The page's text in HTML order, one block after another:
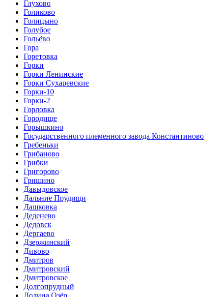
Глухово
Голиково
Голицыно
Голубое
Гольёво
Гора
Горетовка
Горки
Горки Ленинские
Горки Сухаревские
Горки-10
Горки-2
Горловка
Городище
Горышкино
Государственного племенного завода Константиново
Гребеньки
Грибаново
Грибки
Григорово
Гришино
Давыдовское
Дальние Прудищи
Дашковка
Деденево
Дедовск
Дергаево
Дзержинский
Дивово
Дмитров
Дмитровский
Дмитровское
Долгопрудный